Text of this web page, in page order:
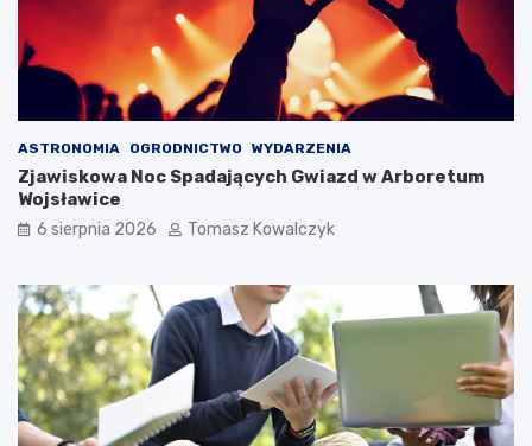
ASTRONOMIA OGRODNICTWO WYDARZENIA
Zjawiskowa Noc Spadających Gwiazd w Arboretum
Wojsławice
6 sierpnia 2026 Tomasz Kowalczyk